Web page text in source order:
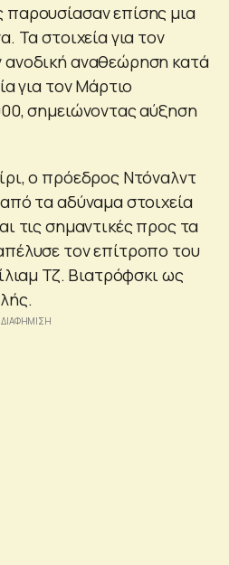
επίσης μια
Τα στοιχεία για τον
ανοδική αναθεώρηση κατά
για τον Μάρτιο
σημειώνοντας αύξηση
ο πρόεδρος Ντόναλντ
τα αδύναμα στοιχεία
τις σημαντικές προς τα
τον επίτροπο του
Τζ. Βιατρόφσκι ως